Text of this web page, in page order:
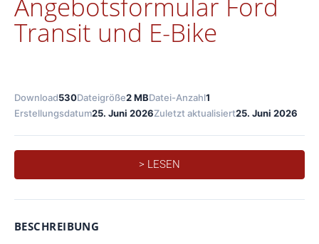
Angebotsformular Ford
Transit und E-Bike
Download530Dateigröße2 MBDatei-Anzahl1
Erstellungsdatum25. Juni 2026Zuletzt aktualisiert25. Juni 2026
> LESEN
BESCHREIBUNG